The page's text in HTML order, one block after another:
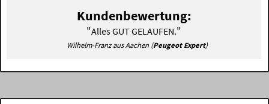
Kundenbewertung:
"Alles GUT GELAUFEN."
Wilhelm-Franz aus Aachen (Peugeot Expert)